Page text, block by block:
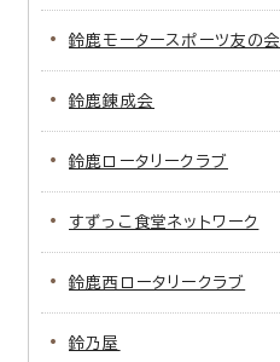
鈴鹿モータースポーツ友の会
鈴鹿錬成会
鈴鹿ロータリークラブ
すずっこ食堂ネットワーク
鈴鹿西ロータリークラブ
鈴乃屋